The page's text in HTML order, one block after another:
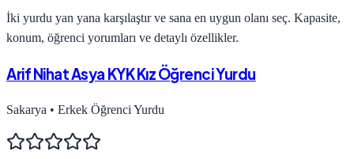
İki yurdu yan yana karşılaştır ve sana en uygun olanı seç. Kapasite,
konum, öğrenci yorumları ve detaylı özellikler.
Arif Nihat Asya KYK Kız Öğrenci Yurdu
Sakarya • Erkek Öğrenci Yurdu